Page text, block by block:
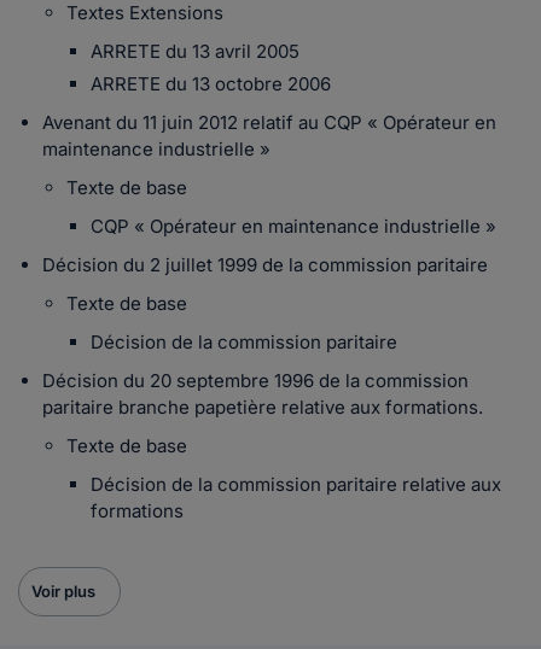
Textes Extensions
ARRETE du 13 avril 2005
ARRETE du 13 octobre 2006
Avenant du 11 juin 2012 relatif au CQP « Opérateur en
maintenance industrielle »
Texte de base
CQP « Opérateur en maintenance industrielle »
Décision du 2 juillet 1999 de la commission paritaire
Texte de base
Décision de la commission paritaire
Décision du 20 septembre 1996 de la commission
paritaire branche papetière relative aux formations.
Texte de base
Décision de la commission paritaire relative aux
formations
Voir plus